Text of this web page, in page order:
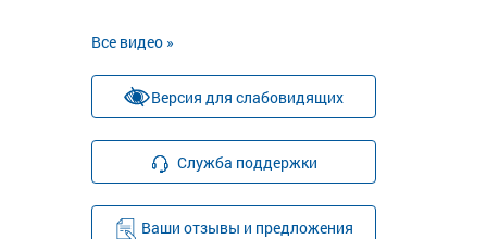
Все видео »
Версия для слабовидящих
Служба поддержки
Ваши отзывы и предложения